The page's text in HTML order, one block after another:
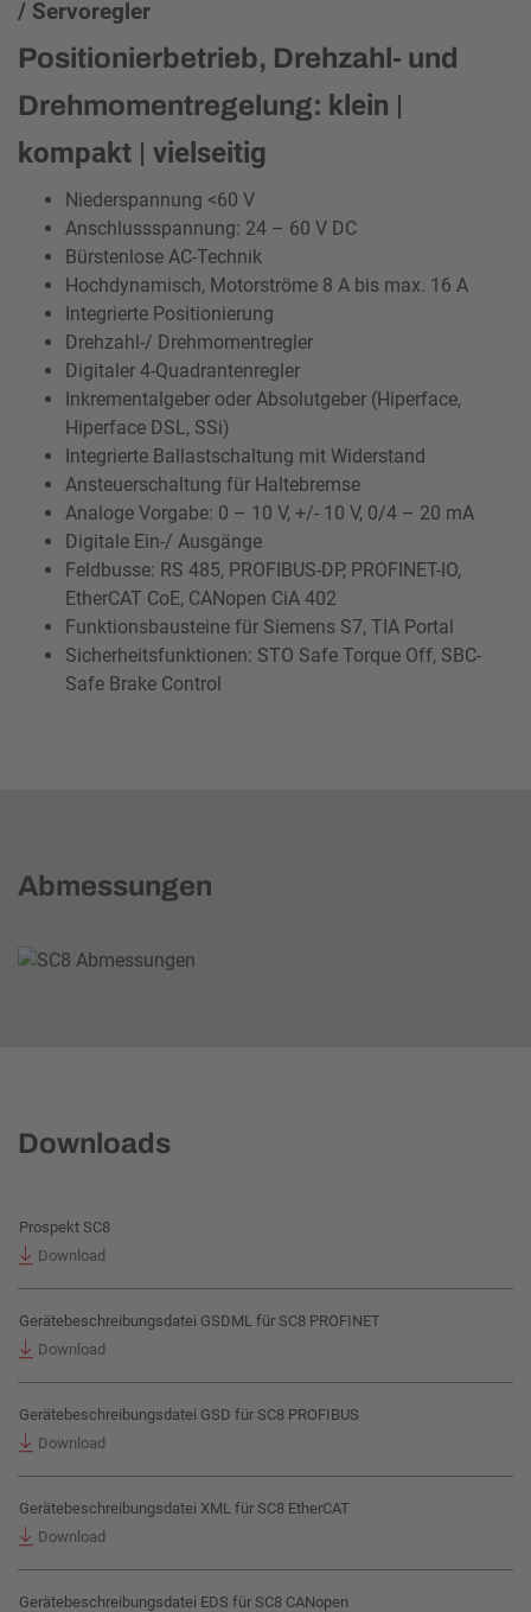
/ Servoregler
Positionierbetrieb, Drehzahl- und
Drehmomentregelung: klein |
kompakt | vielseitig
Niederspannung <60 V
Anschlussspannung: 24 – 60 V DC
Bürstenlose AC-Technik
Hochdynamisch, Motorströme 8 A bis max. 16 A
Integrierte Positionierung
Drehzahl-/ Drehmomentregler
Digitaler 4-Quadrantenregler
Inkrementalgeber oder Absolutgeber (Hiperface,
Hiperface DSL, SSi)
Integrierte Ballastschaltung mit Widerstand
Ansteuerschaltung für Haltebremse
Analoge Vorgabe: 0 – 10 V, +/- 10 V, 0/4 – 20 mA
Digitale Ein-/ Ausgänge
Feldbusse: RS 485, PROFIBUS-DP, PROFINET-IO,
EtherCAT CoE, CANopen CiA 402
Funktionsbausteine für Siemens S7, TIA Portal
Sicherheitsfunktionen: STO Safe Torque Off, SBC-
Safe Brake Control
Abmessungen
Downloads
Prospekt SC8
Download
Gerätebeschreibungsdatei GSDML für SC8 PROFINET
Download
Gerätebeschreibungsdatei GSD für SC8 PROFIBUS
Download
Gerätebeschreibungsdatei XML für SC8 EtherCAT
Download
Gerätebeschreibungsdatei EDS für SC8 CANopen